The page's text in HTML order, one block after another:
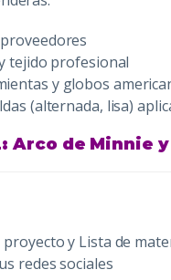
tejido profesional
y globos
(alternada, lisa)
Arco de
y Lista de
redes sociales